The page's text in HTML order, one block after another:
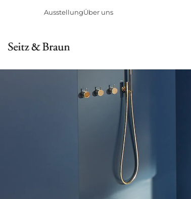
AusstellungÜber uns